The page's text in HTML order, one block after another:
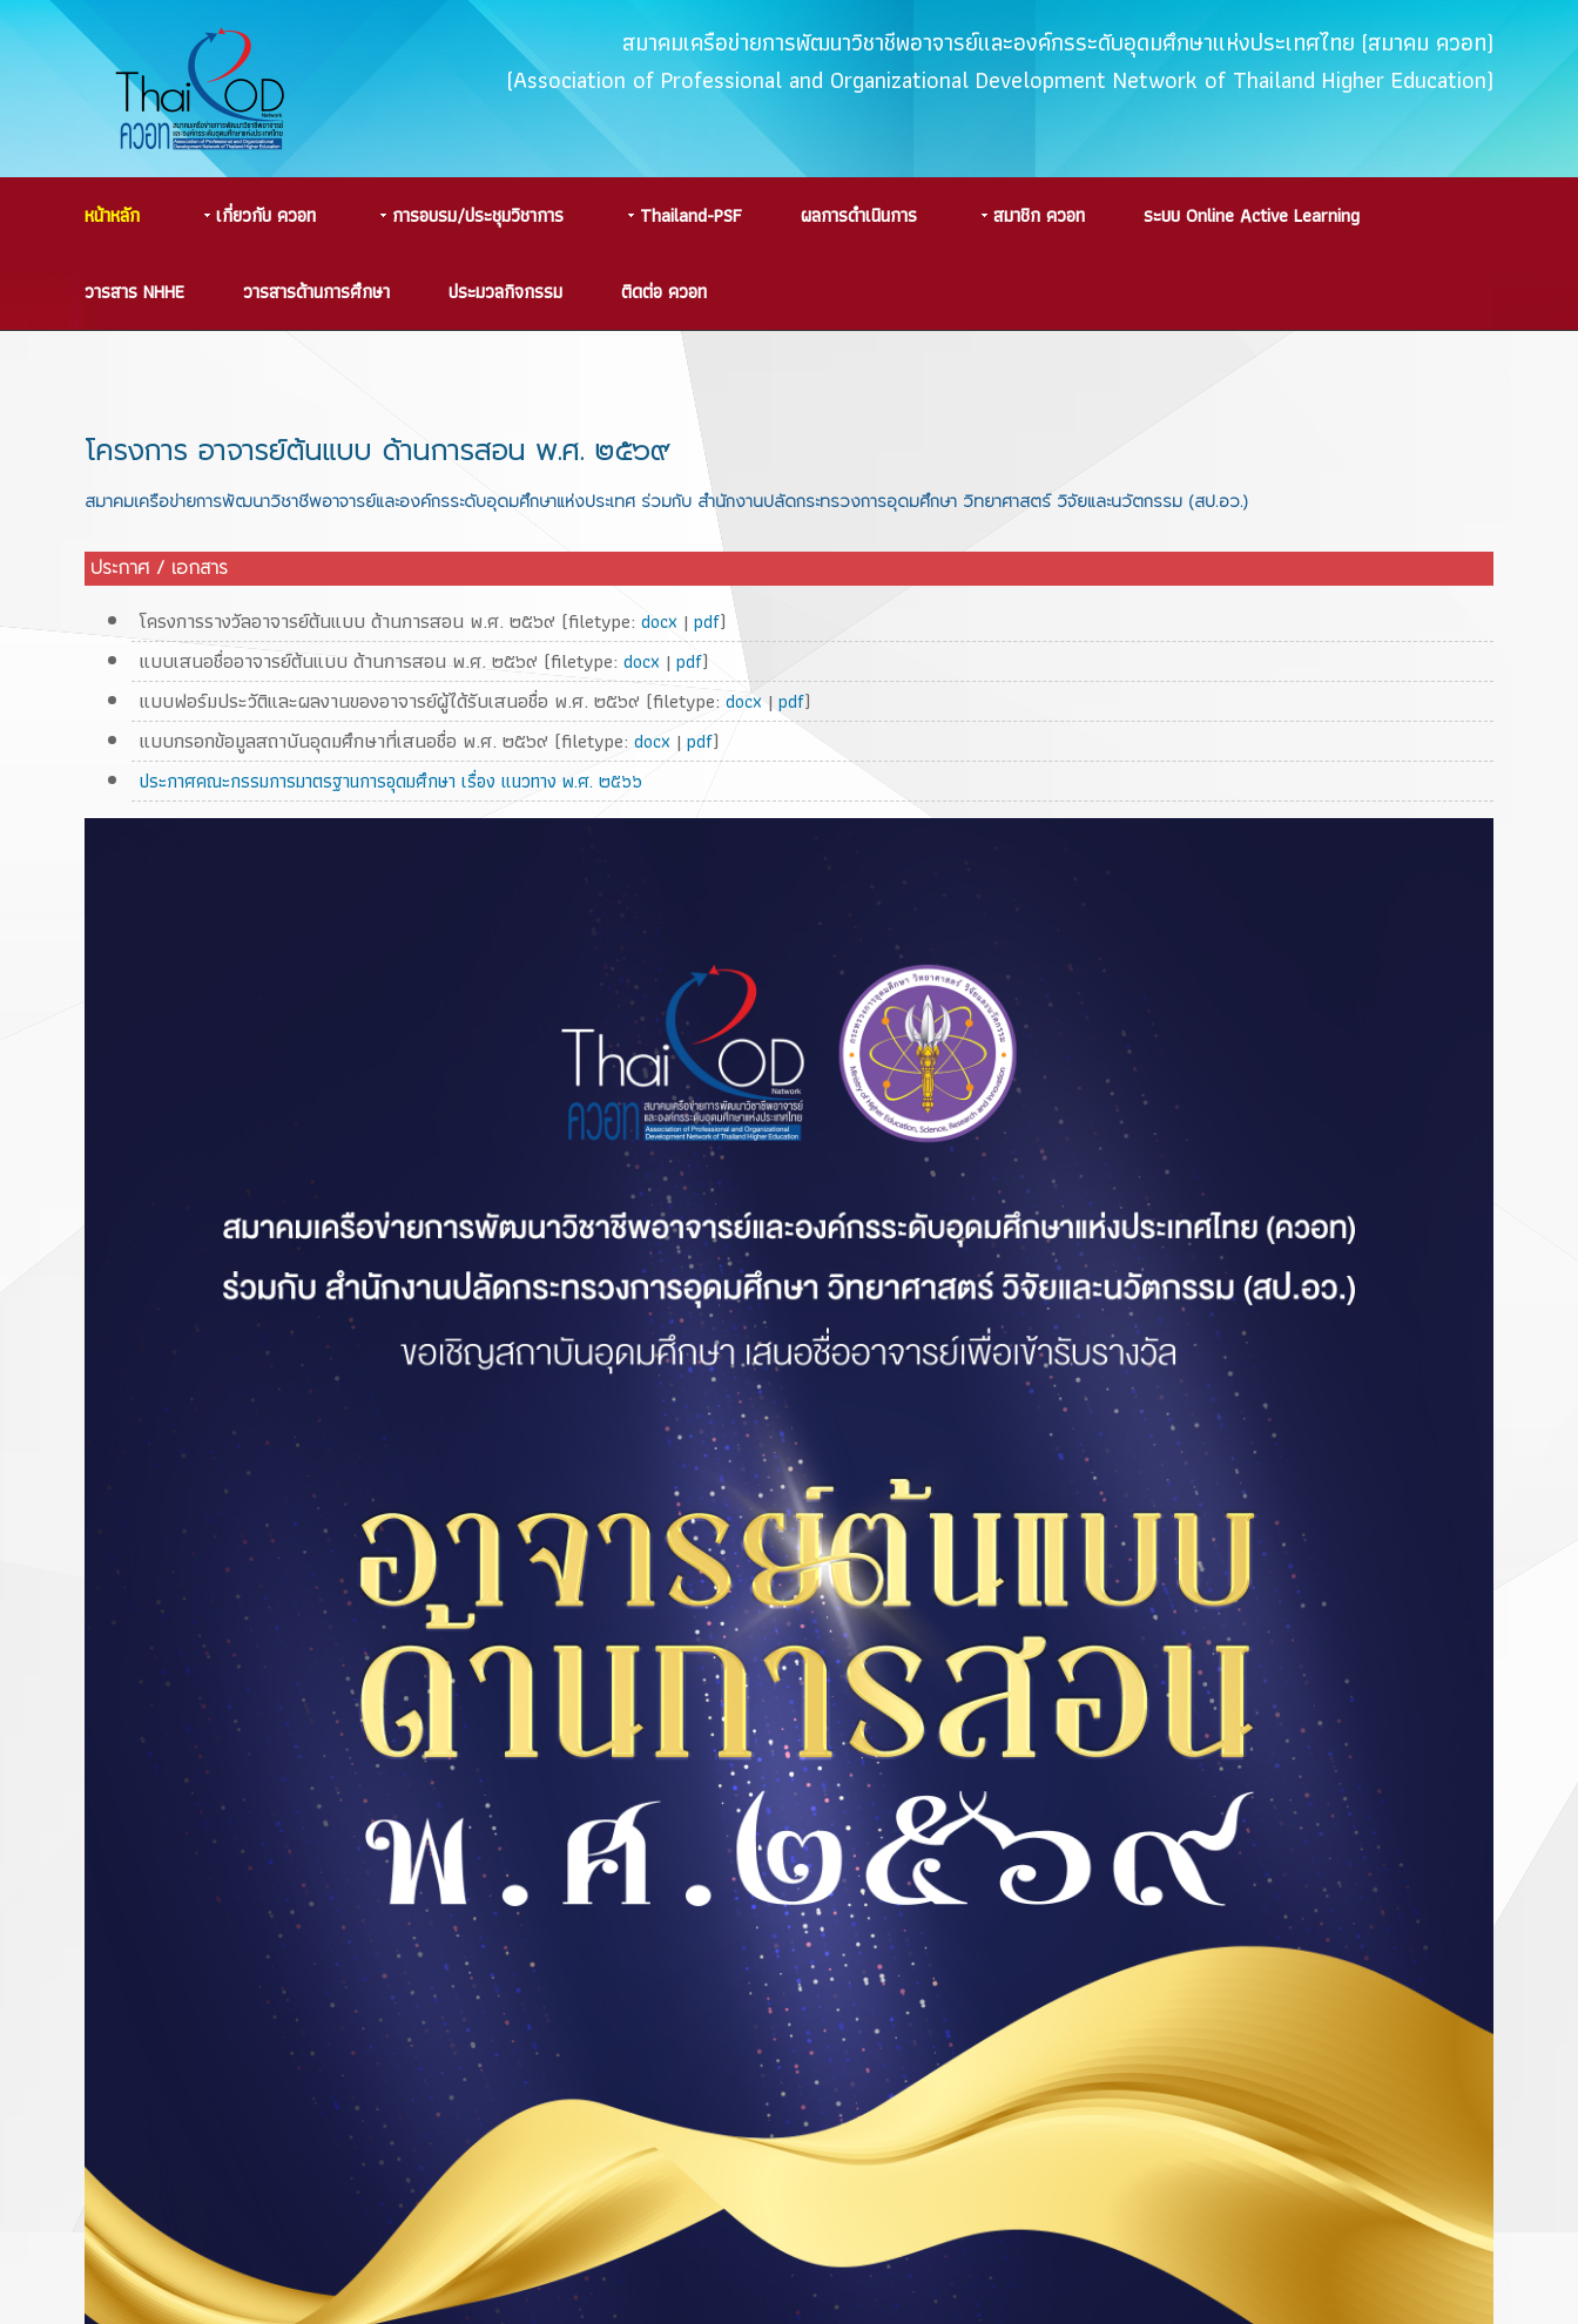
สมาคมเครือข่ายการพัฒนาวิชาชีพอาจารย์และองค์กรระดับอุดมศึกษาแห่งประเทศไทย (สมาคม ควอท)
(Association of Professional and Organizational Development Network of Thailand Higher Education)
หน้าหลัก เกี่ยวกับ ควอท การอบรม/ประชุมวิชาการ Thailand-PSF ผลการดำเนินการ สมาชิก ควอท ระบบ Online Active Learning
วารสาร NHHE วารสารด้านการศึกษา ประมวลกิจกรรม ติดต่อ ควอท
โครงการ อาจารย์ต้นแบบ ด้านการสอน พ.ศ. ๒๕๖๙
สมาคมเครือข่ายการพัฒนาวิชาชีพอาจารย์และองค์กรระดับอุดมศึกษาแห่งประเทศ ร่วมกับ สำนักงานปลัดกระทรวงการอุดมศึกษา วิทยาศาสตร์ วิจัยและนวัตกรรม (สป.อว.)
ประกาศ / เอกสาร
โครงการรางวัลอาจารย์ต้นแบบ ด้านการสอน พ.ศ. ๒๕๖๙ (filetype: docx | pdf)
แบบเสนอชื่ออาจารย์ต้นแบบ ด้านการสอน พ.ศ. ๒๕๖๙ (filetype: docx | pdf)
แบบฟอร์มประวัติและผลงานของอาจารย์ผู้ได้รับเสนอชื่อ พ.ศ. ๒๕๖๙ (filetype: docx | pdf)
แบบกรอกข้อมูลสถาบันอุดมศึกษาที่เสนอชื่อ พ.ศ. ๒๕๖๙ (filetype: docx | pdf)
ประกาศคณะกรรมการมาตรฐานการอุดมศึกษา เรื่อง แนวทาง พ.ศ. ๒๕๖๖